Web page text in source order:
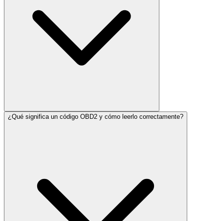
¿Qué significa un código OBD2 y cómo leerlo correctamente?